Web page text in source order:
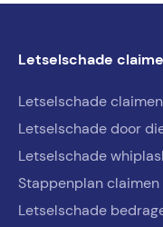
Letselschade
Letselschade claimen
Letselschade door
Letselschade
Stappenplan claimen
Letselschade